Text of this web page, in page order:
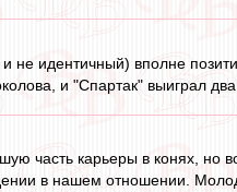
не идентичный) вполне
и "Спартак" выиграл
часть карьеры в конях, но
в нашем отношении.